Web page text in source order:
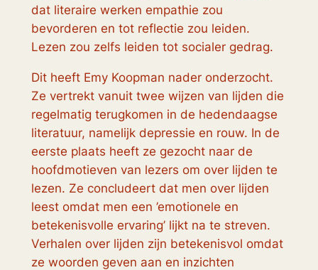
dat literaire werken empathie zou
bevorderen en tot reflectie zou leiden.
Lezen zou zelfs leiden tot socialer gedrag.
Dit heeft Emy Koopman nader onderzocht.
Ze vertrekt vanuit twee wijzen van lijden die
regelmatig terugkomen in de hedendaagse
literatuur, namelijk depressie en rouw. In de
eerste plaats heeft ze gezocht naar de
hoofdmotieven van lezers om over lijden te
lezen. Ze concludeert dat men over lijden
leest omdat men een ’emotionele en
betekenisvolle ervaring’ lijkt na te streven.
Verhalen over lijden zijn betekenisvol omdat
ze woorden geven aan en inzichten